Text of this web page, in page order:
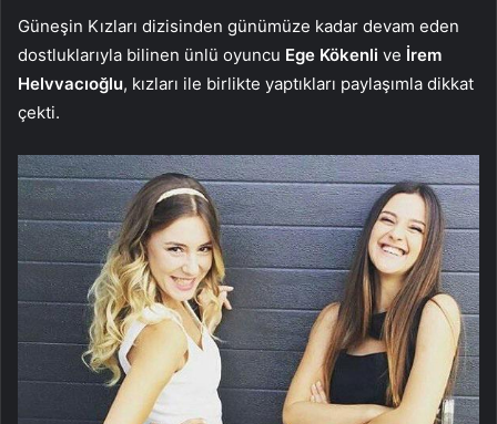
Güneşin Kızları dizisinden günümüze kadar devam eden
dostluklarıyla bilinen ünlü oyuncu Ege Kökenli ve İrem
Helvvacıoğlu, kızları ile birlikte yaptıkları paylaşımla dikkat
çekti.